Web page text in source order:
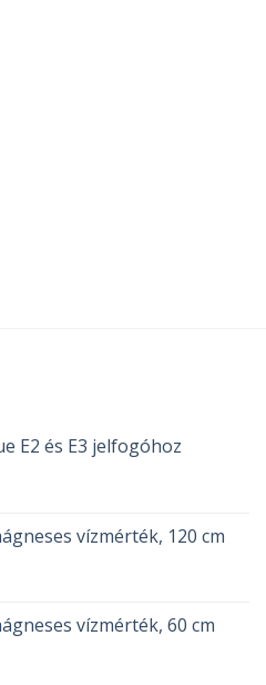
E2 és E3 jelfogóhoz
vízmérték, 120 cm
vízmérték, 60 cm